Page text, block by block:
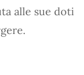
alle sue doti